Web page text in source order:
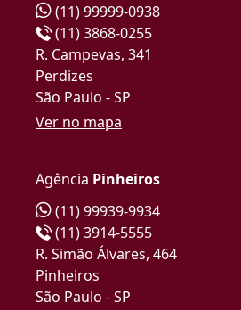
(11) 99999-0938
(11) 3868-0255
R. Campevas, 341
Perdizes
São Paulo - SP
Ver no mapa
Agência Pinheiros
(11) 99939-9934
(11) 3914-5555
R. Simão Álvares, 464
Pinheiros
São Paulo - SP